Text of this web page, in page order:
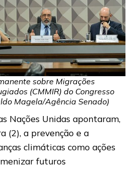
sobre Migrações
(CMMIR) do Congresso
Magela/Agência Senado)
Nações Unidas apontaram,
(2), a prevenção e a
climáticas como ações
futuros